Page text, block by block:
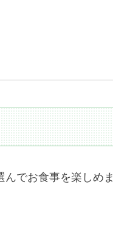
でお食事を楽しめま